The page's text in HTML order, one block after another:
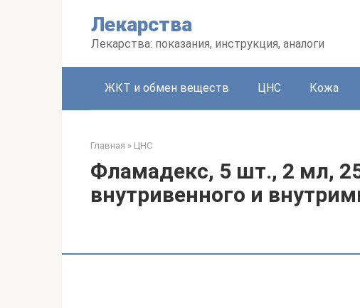
Лекарства
Лекарства: показания, инструкция, аналоги
ЖКТ и обмен веществ ЦНС Кожа
Главная » ЦНС
Фламадекс, 5 шт., 2 мл,
внутривенного и